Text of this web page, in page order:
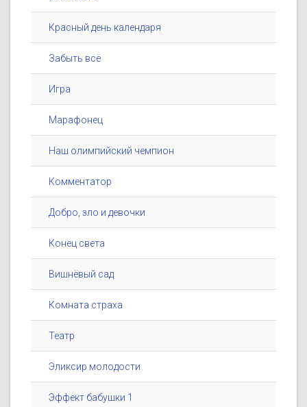
Красный день календаря
Забыть всё
Игра
Марафонец
Наш олимпийский чемпион
Комментатор
Добро, зло и девочки
Конец света
Вишнёвый сад
Комната страха
Театр
Эликсир молодости
Эффект бабушки 1